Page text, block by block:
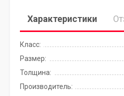
Характеристики
Класс:
Размер:
Толщина:
Производитель: